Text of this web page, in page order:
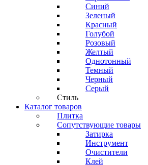
Синий
Зеленый
Красный
Голубой
Розовый
Желтый
Однотонный
Темный
Черный
Серый
Стиль
Каталог товаров
Плитка
Сопутствующие товары
Затирка
Инструмент
Очистители
Клей